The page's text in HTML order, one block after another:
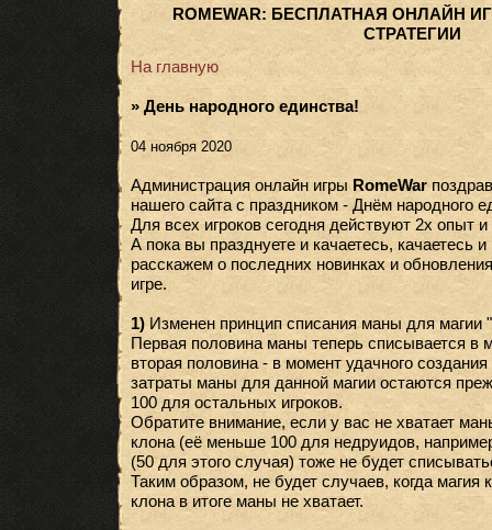
ROMEWAR: БЕСПЛАТНАЯ ОНЛАЙН
СТРАТЕГИИ
На главную
» День народного единства!
04 ноября 2020
Администрация онлайн игрыRomeWar
нашего сайта с праздником - Днём народного
Для всех игроков сегодня действуют 2х опыт
А пока вы празднуете и качаетесь, качаетесь
расскажем о последних новинках и
игре.
1)Изменен принцип списания маны для магии
Первая половина маны теперь списывается в
вторая половина - в момент удачного
затраты маны для данной магии остаются
100 для остальных игроков.
Обратите внимание, если у вас не хватает
клона (её меньше 100 для недруидов,
(50 для этого случая) тоже не будет
Таким образом, не будет случаев, когда магия
клона в итоге маны не хватает.